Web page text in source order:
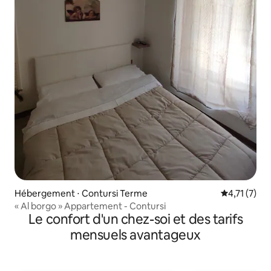
Hébergement ⋅ Contursi Terme Évaluation
4,71 (7)
« Al borgo » Appartement - Contursi
Le confort d'un chez-soi et des tarifs
mensuels avantageux